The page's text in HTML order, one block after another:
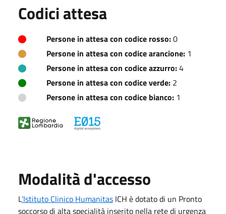
Codici attesa
Persone in attesa con codice rosso:0
Persone in attesa con codice arancione: 1
Persone in attesa con codice azzurro:4
Persone in attesa con codice verde: 2
Persone in attesa con codice bianco: 1
Modalità d'accesso
L’Istituto Clinico Humanitas ICH è dotato di un Pronto
soccorso di alta specialità inserito nella rete di urgenza